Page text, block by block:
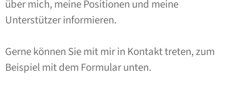
über mich, meine Positionen und meine
Unterstützer informieren.
Gerne können Sie mit mir in Kontakt treten, zum
Beispiel mit dem Formular unten.